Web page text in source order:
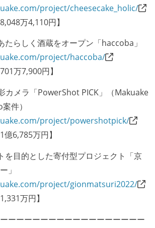
project/cheesecake_holic/
万4,110円】
たらしく酒蔵をオープン「haccoba」
project/haccoba/
万7,900円】
カメラ「PowerShot PICK」（Makuake
件）
project/powershotpick/
億6,785万円】
を目的とした寄付型プロジェクト「京
」
project/gionmatsuri2022/
万円】
ーーーーーーーーーーーーーーーーー